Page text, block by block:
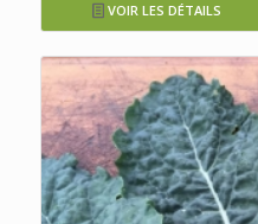
VOIR LES DÉTAILS